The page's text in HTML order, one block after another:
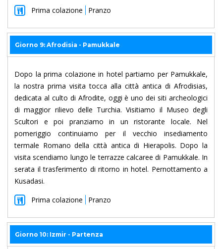
Prima colazione
Pranzo
Giorno 9: Afrodisia - Pamukkale
Dopo la prima colazione in hotel partiamo per Pamukkale,
la nostra prima visita tocca alla città antica di Afrodisias,
dedicata al culto di Afrodite, oggi è uno dei siti archeologici
di maggior rilievo delle Turchia. Visitiamo il Museo degli
Scultori e poi pranziamo in un ristorante locale. Nel
pomeriggio continuiamo per il vecchio insediamento
termale Romano della città antica di Hierapolis. Dopo la
visita scendiamo lungo le terrazze calcaree di Pamukkale. In
serata il trasferimento di ritorno in hotel. Pernottamento a
Kusadasi.
Prima colazione
Pranzo
Giorno 10: Izmir - Partenza